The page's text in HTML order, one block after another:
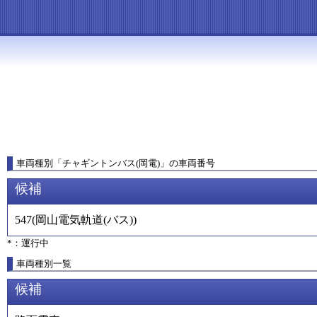
車両種別 「 チャギントンバス(岡電) 」 の車両番号
候補
547(岡山電気軌道(バス))
*：運行中
車両種別一覧
候補